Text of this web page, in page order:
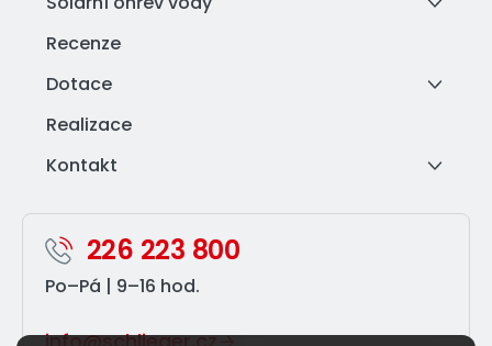
Recenze
Dotace
Realizace
Kontakt
226 223 800
Po–⁠Pá | 9–⁠16 hod.